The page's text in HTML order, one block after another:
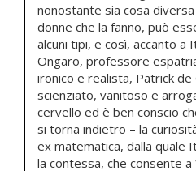
nonostante sia cosa
donne che la fanno, può
alcuni tipi, e così, accanto a
Ongaro, professore
ironico e realista, Patrick
scienziato, vanitoso e
cervello ed è ben conscio
si torna indietro – la
ex matematica, dalla quale
la contessa, che consente